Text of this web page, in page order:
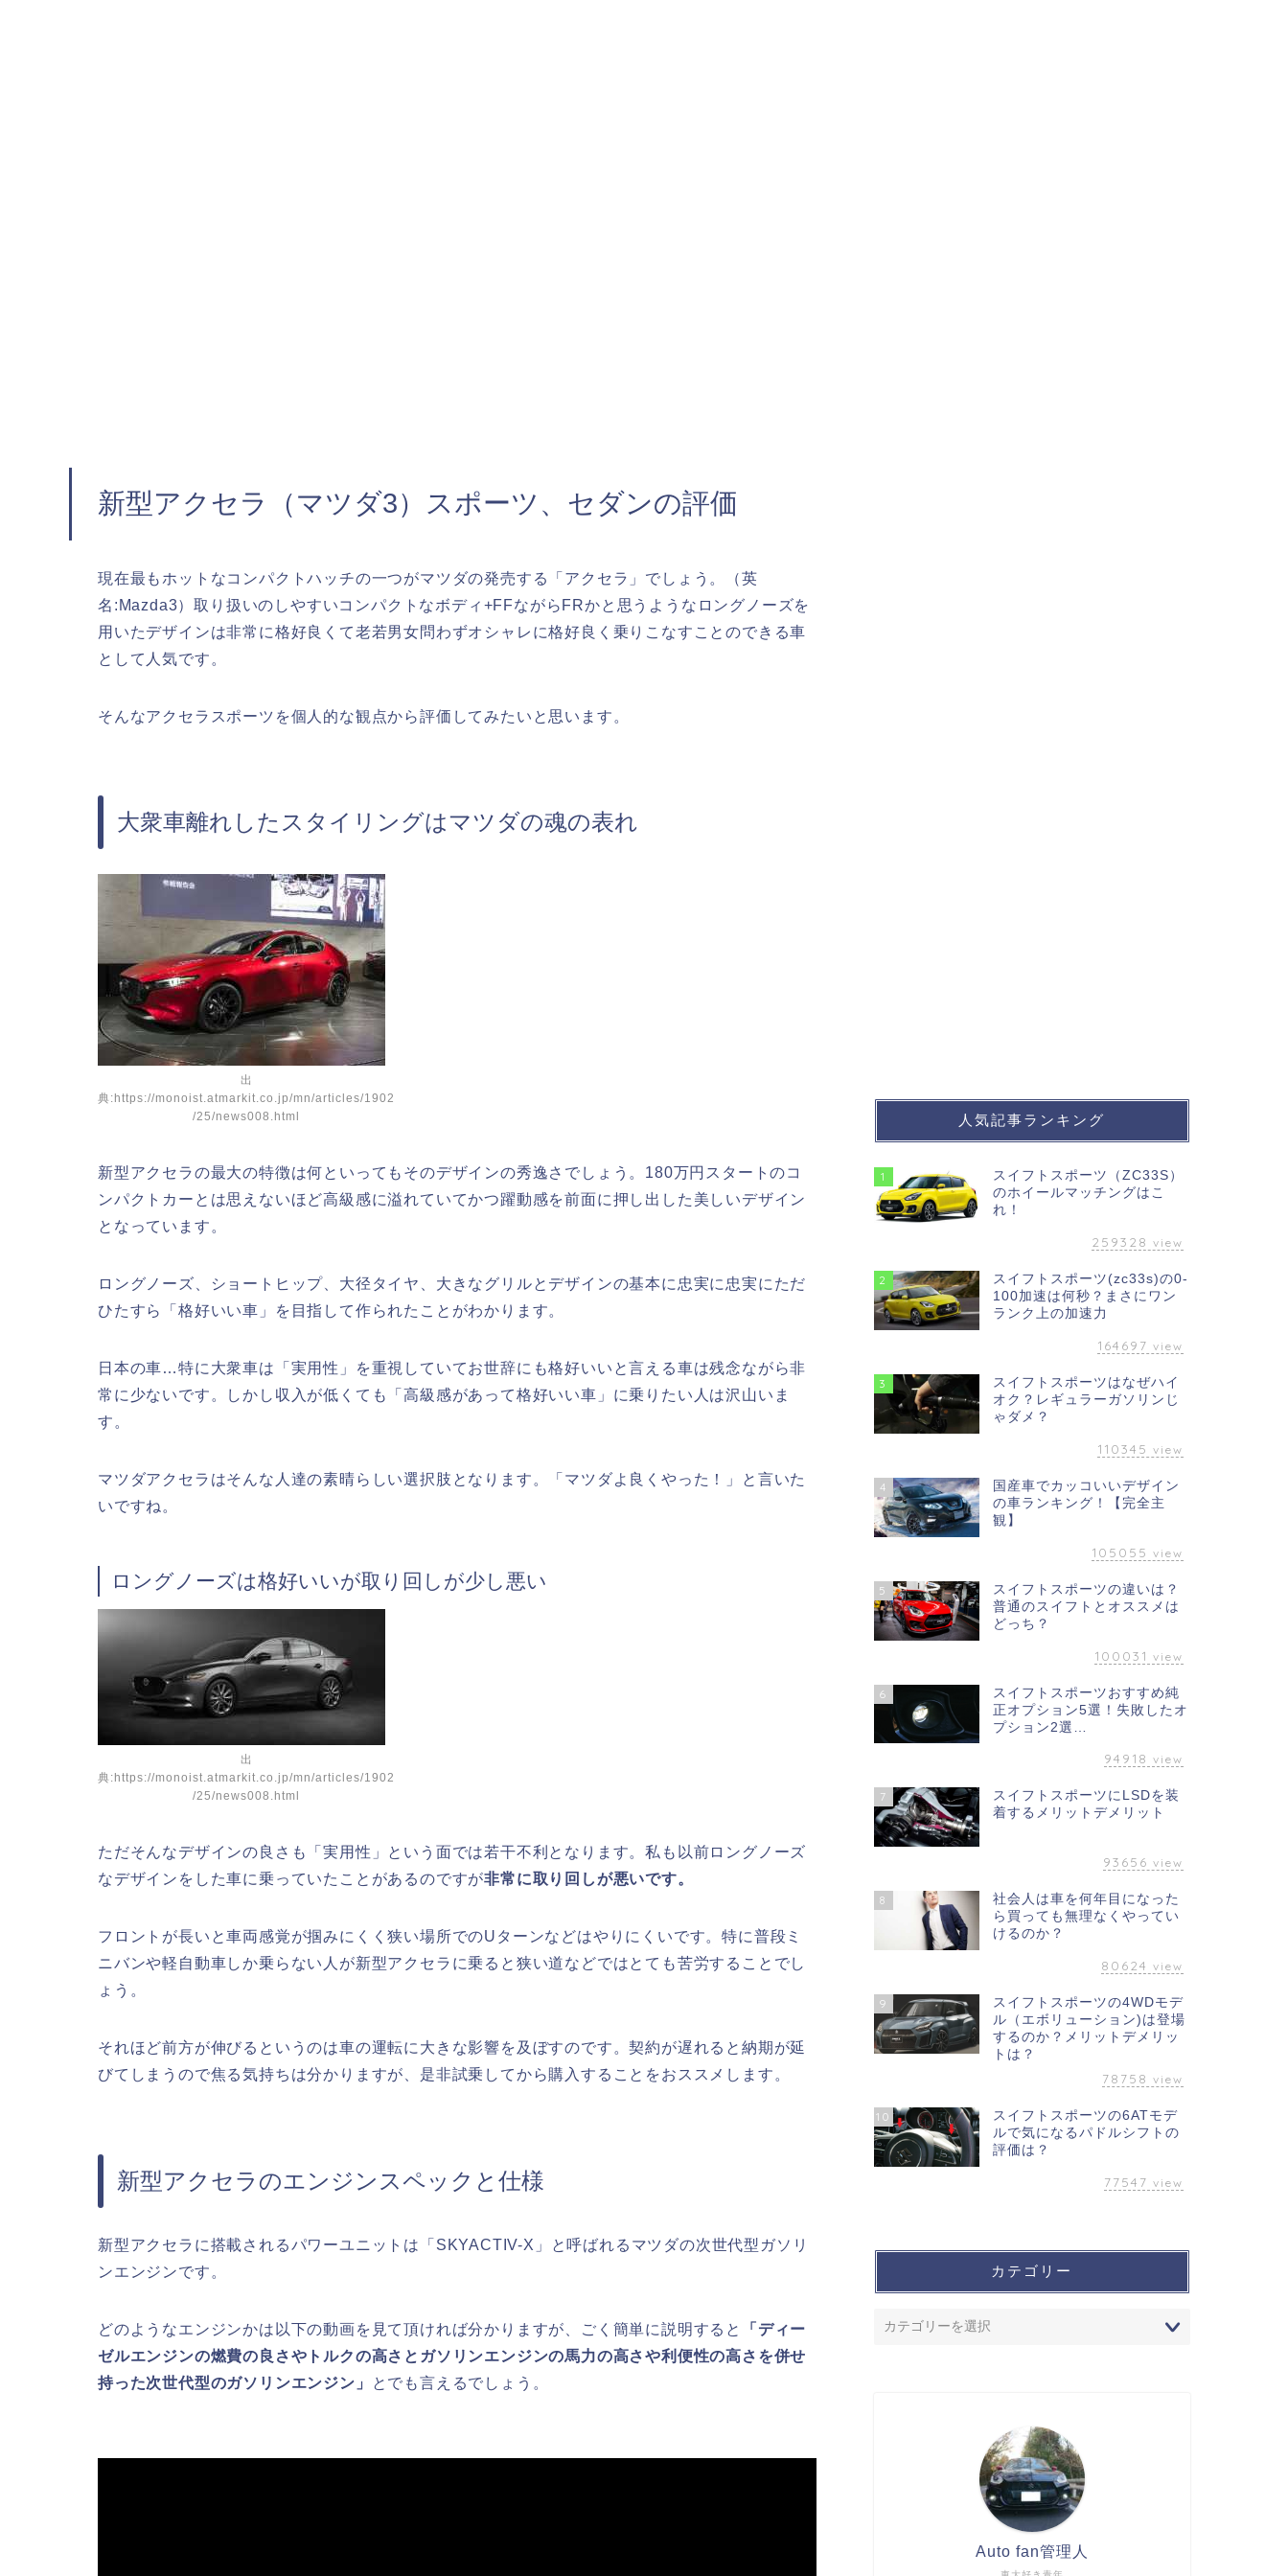
新型アクセラ（マツダ3）スポーツ、セダンの評価
現在最もホットなコンパクトハッチの一つがマツダの発売する「アクセラ」でしょう。（英
名:Mazda3）取り扱いのしやすいコンパクトなボディ+FFながらFRかと思うようなロングノーズを
用いたデザインは非常に格好良くて老若男女問わずオシャレに格好良く乗りこなすことのできる車
として人気です。
そんなアクセラスポーツを個人的な観点から評価してみたいと思います。
大衆車離れしたスタイリングはマツダの魂の表れ
出
典:https://monoist.atmarkit.co.jp/mn/articles/1902
/25/news008.html
新型アクセラの最大の特徴は何といってもそのデザインの秀逸さでしょう。180万円スタートのコ
ンパクトカーとは思えないほど高級感に溢れていてかつ躍動感を前面に押し出した美しいデザイン
となっています。
ロングノーズ、ショートヒップ、大径タイヤ、大きなグリルとデザインの基本に忠実に忠実にただ
ひたすら「格好いい車」を目指して作られたことがわかります。
日本の車…特に大衆車は「実用性」を重視していてお世辞にも格好いいと言える車は残念ながら非
常に少ないです。しかし収入が低くても「高級感があって格好いい車」に乗りたい人は沢山いま
す。
マツダアクセラはそんな人達の素晴らしい選択肢となります。「マツダよ良くやった！」と言いた
いですね。
ロングノーズは格好いいが取り回しが少し悪い
出
典:https://monoist.atmarkit.co.jp/mn/articles/1902
/25/news008.html
ただそんなデザインの良さも「実用性」という面では若干不利となります。私も以前ロングノーズ
なデザインをした車に乗っていたことがあるのですが非常に取り回しが悪いです。
フロントが長いと車両感覚が掴みにくく狭い場所でのUターンなどはやりにくいです。特に普段ミ
ニバンや軽自動車しか乗らない人が新型アクセラに乗ると狭い道などではとても苦労することでし
ょう。
それほど前方が伸びるというのは車の運転に大きな影響を及ぼすのです。契約が遅れると納期が延
びてしまうので焦る気持ちは分かりますが、是非試乗してから購入することをおススメします。
新型アクセラのエンジンスペックと仕様
新型アクセラに搭載されるパワーユニットは「SKYACTIV-X」と呼ばれるマツダの次世代型ガソリ
ンエンジンです。
どのようなエンジンかは以下の動画を見て頂ければ分かりますが、ごく簡単に説明すると
「ディー
ゼルエンジンの燃費の良さやトルクの高さとガソリンエンジンの馬力の高さや利便性の高さを併せ
持った次世代型のガソリンエンジン」
とでも言えるでしょう。
人気記事ランキング
1
スイフトスポーツ（ZC33S）
のホイールマッチングはこ
れ！
259328 view
2
スイフトスポーツ(zc33s)の0-
100加速は何秒？まさにワン
ランク上の加速力
164697 view
3
スイフトスポーツはなぜハイ
オク？レギュラーガソリンじ
ゃダメ？
110345 view
4
国産車でカッコいいデザイン
の車ランキング！【完全主
観】
105055 view
5
スイフトスポーツの違いは？
普通のスイフトとオススメは
どっち？
100031 view
6
スイフトスポーツおすすめ純
正オプション5選！失敗したオ
プション2選…
94918 view
7
スイフトスポーツにLSDを装
着するメリットデメリット
93656 view
8
社会人は車を何年目になった
ら買っても無理なくやってい
けるのか？
80624 view
9
スイフトスポーツの4WDモデ
ル（エボリューション)は登場
するのか？メリットデメリッ
トは？
78758 view
10
スイフトスポーツの6ATモデ
ルで気になるパドルシフトの
評価は？
77547 view
カテゴリー
Auto fan管理人